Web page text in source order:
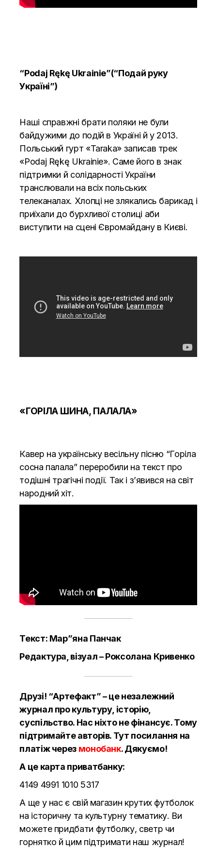
“Podaj Rękę Ukrainie”(“Подай руку
Україні”)
Наші справжні брати поляки не були
байдужими до подій в Україні й у 2013.
Польський гурт «Tarakа» записав трек
«Podaj Rękę Ukrainie». Саме його в знак
підтримки й солідарності України
транслювали на всіх польських
телеканалах. Хлопці не злякались барикад і
приїхали до бурхливої столиці аби
виступити на сцені Євромайдану в Києві.
«ГОРІЛА ШИНА, ПАЛАЛА»
Кавер на українську весільну пісню “Горіла
сосна палала” переробили на текст про
тодішні трагічні події. Так і з’явився на світ
народний хіт.
Текст: Мар”яна Панчак
Редактура, візуал – Роксолана Кривенко
Друзі! “Артефакт” – це незалежний
журнал про культуру, історію,
суспільство. Нас ніхто не фінансує. Тому
підтримайте авторів. Тут посилання на
платіж через монобанк. Дякуємо!
А це карта приватбанку:
4149 4991 1010 5317
А ще у нас є свій магазин крутих футболок
на історичну та культурну тематику. Ви
можете придбати футболку, светр чи
горнятко й цим підтримати наш журнал!